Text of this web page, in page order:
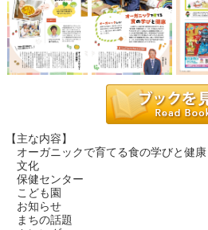
【主な内容】
オーガニックで育てる食の学びと健康
文化
保健センター
こども園
お知らせ
まちの話題
運営：福博印刷
saga ebooksとは
ご利用ガイド
よくある質問
サイトマップ
お問い合わせ